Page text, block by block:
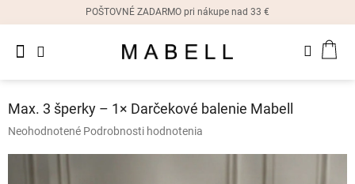
POŠTOVNÉ ZADARMO pri nákupe nad 33 €
Dámske
náušnice
Max. 3 šperky – 1× Darčekové balenie Mabell
Priemerné
Neohodnotené Podrobnosti hodnotenia